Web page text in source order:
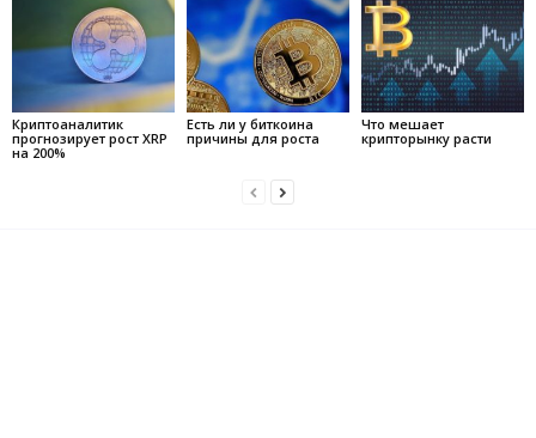
Криптоаналитик
прогнозирует рост XRP
на 200%
Есть ли у биткоина
причины для роста
Что мешает
крипторынку расти